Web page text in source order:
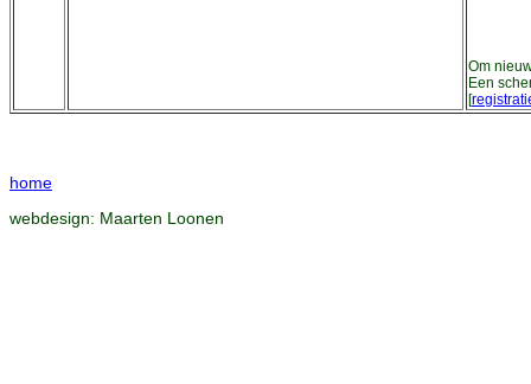
Om
Een
[
home
webdesign: Maarten Loonen